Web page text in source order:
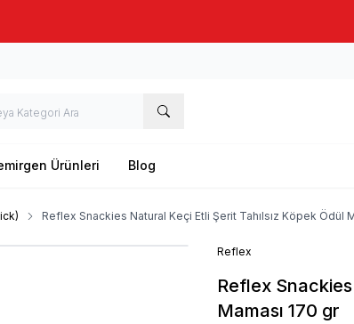
Ürünleri Blog
Reflex Snackies Natural Keçi Etli Şerit Tahılsız Köpek Ödül
Reflex
Reflex
Maması 170 gr